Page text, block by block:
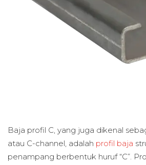
Baja profil C, yang juga dikenal
atau C-channel, adalah profil baja
penampang berbentuk huruf “C”.